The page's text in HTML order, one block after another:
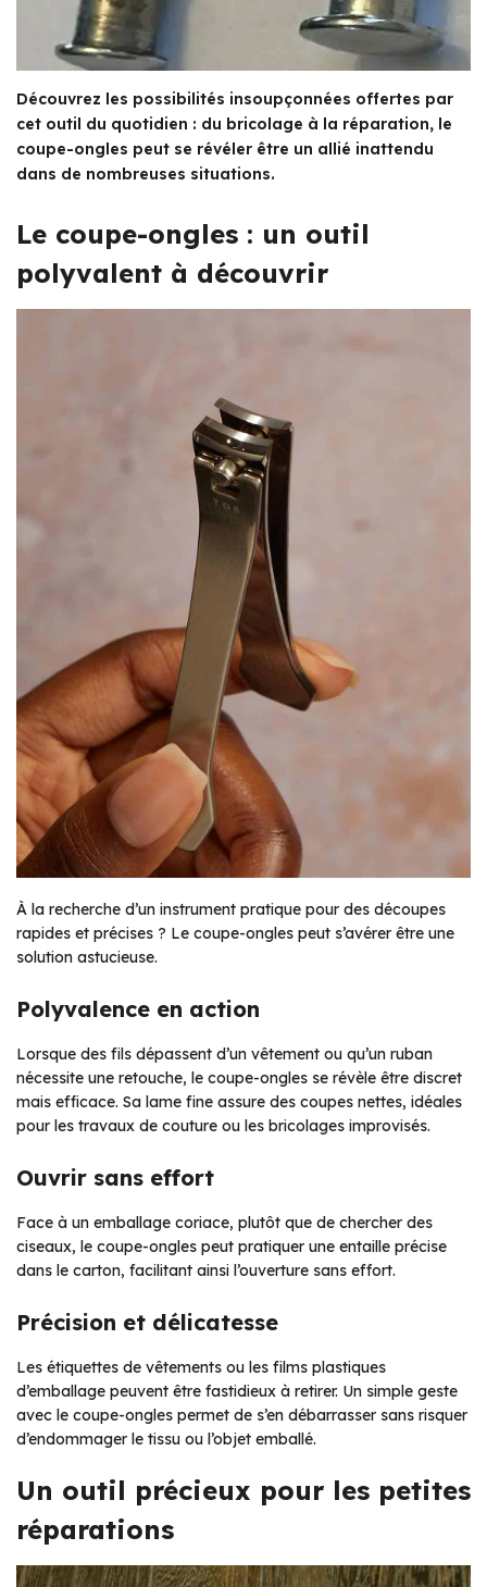
Découvrez les possibilités insoupçonnées offertes par
cet outil du quotidien : du bricolage à la réparation, le
coupe-ongles peut se révéler être un allié inattendu
dans de nombreuses situations.
Le coupe-ongles : un outil
polyvalent à découvrir
À la recherche d’un instrument pratique pour des découpes
rapides et précises ? Le coupe-ongles peut s’avérer être une
solution astucieuse.
Polyvalence en action
Lorsque des fils dépassent d’un vêtement ou qu’un ruban
nécessite une retouche, le coupe-ongles se révèle être discret
mais efficace. Sa lame fine assure des coupes nettes, idéales
pour les travaux de couture ou les bricolages improvisés.
Ouvrir sans effort
Face à un emballage coriace, plutôt que de chercher des
ciseaux, le coupe-ongles peut pratiquer une entaille précise
dans le carton, facilitant ainsi l’ouverture sans effort.
Précision et délicatesse
Les étiquettes de vêtements ou les films plastiques
d’emballage peuvent être fastidieux à retirer. Un simple geste
avec le coupe-ongles permet de s’en débarrasser sans risquer
d’endommager le tissu ou l’objet emballé.
Un outil précieux pour les petites
réparations